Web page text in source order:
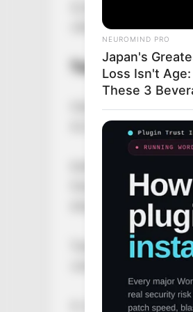
Új élete Amerikában
válogatott színeiben
Tudós a
Hámori Jenő nem
Az ELTE-n szerzett
fokozatot,• több
Tudományos
A vívástól sem
NEUROMIND PRO
Japan's
Loss Isn't
These 3